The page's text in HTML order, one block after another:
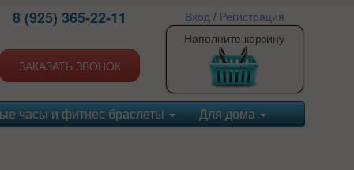
8 (925) 365-22-11
ЗАКАЗАТЬ ЗВОНОК
Вход/ Регистрация
Наполните корзину
часы и фитнес браслеты Для дома